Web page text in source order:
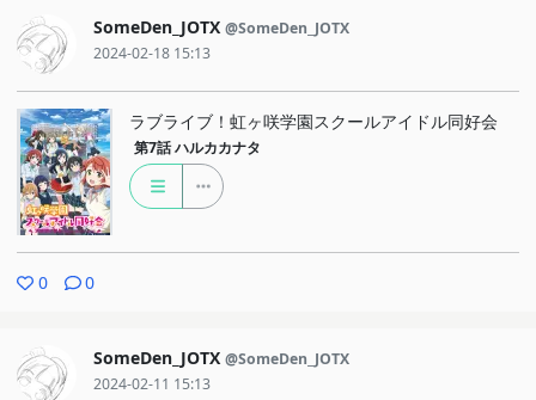
SomeDen_JOTX @SomeDen_JOTX
2024-02-18 15:13
ラブライブ！虹ヶ咲学園スクールアイドル同好会
第7話 ハルカカナタ
0 0
SomeDen_JOTX @SomeDen_JOTX
2024-02-11 15:13